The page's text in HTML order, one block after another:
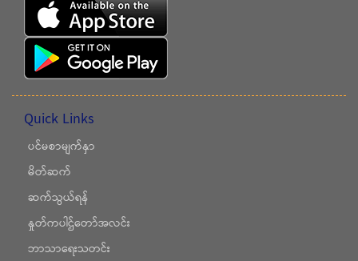
Quick Links
ပင်မစာမျက်နှာ
မိတ်ဆက်
ဆက်သွယ်ရန်
နှုတ်ကပါဌ်တော်အလင်း
ဘာသာရေးသတင်း